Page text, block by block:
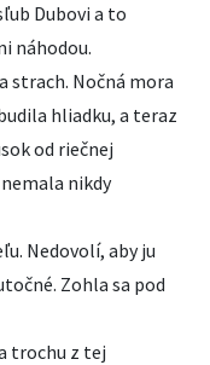
Dubovi a to
náhodou.
strach. Nočná mora
hliadku, a teraz
od riečnej
nikdy
Nedovolí, aby ju
Zohla sa pod
trochu z tej